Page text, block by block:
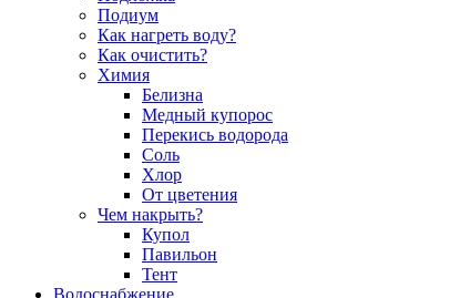
Подиум
Как нагреть воду?
Как очистить?
Химия
Белизна
Медный купорос
Перекись водорода
Соль
Хлор
От цветения
Чем накрыть?
Купол
Павильон
Тент
Водоснабжение